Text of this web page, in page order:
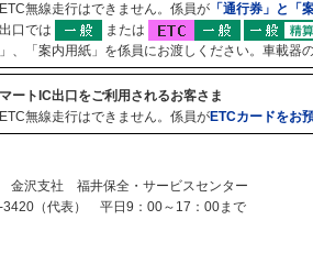
ETC無線走行はできません。係員が「通行券」と「
出口では
または
」、「案内用紙」を係員にお渡しください。車載
ートIC出口をご利用されるお客さま
ETC無線走行はできません。係員がETCカードをお
金沢支社 福井保全・サービスセンター
（代表） 平日9：00～17：00まで